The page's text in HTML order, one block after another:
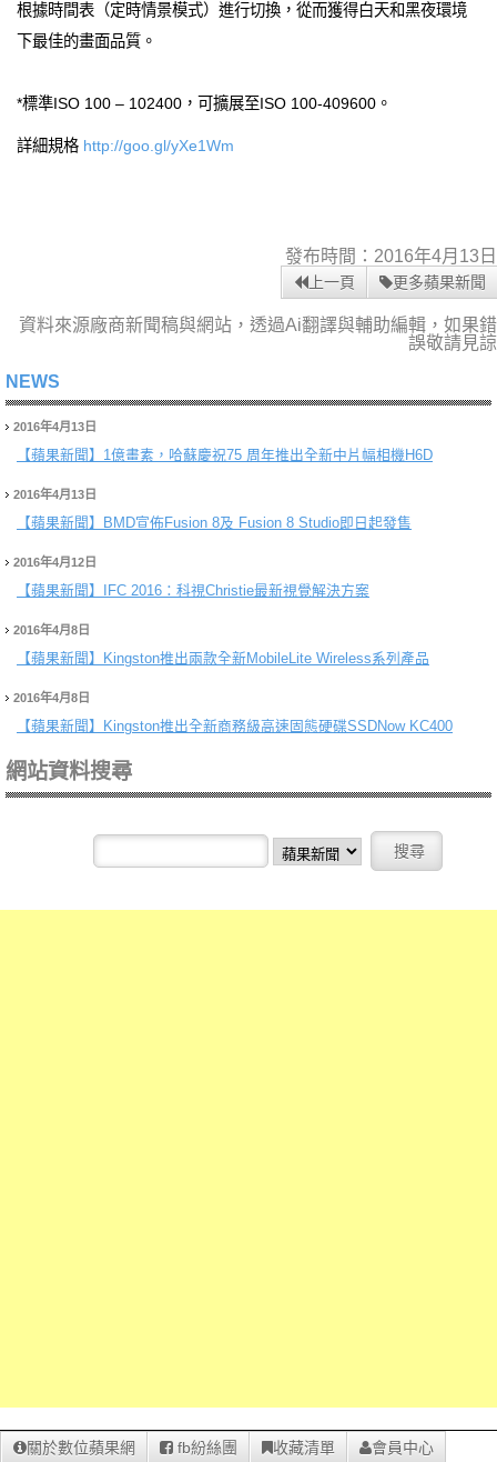
根據時間表（定時情景模式）進行切換，從而獲得白天和黑夜環境
下最佳的畫面品質。
*標準ISO 100 – 102400，可擴展至ISO 100-409600。
詳細規格 http://goo.gl/yXe1Wm
發布時間：2016年4月13日
上一頁 更多蘋果新聞
資料來源廠商新聞稿與網站，透過Ai翻譯與輔助編輯，如果錯
誤敬請見諒
NEWS
2016年4月13日
【蘋果新聞】 1億畫素，哈蘇慶祝75 周年推出全新中片幅相機H6D
2016年4月13日
【蘋果新聞】 BMD宣佈Fusion 8及 Fusion 8 Studio即日起發售
2016年4月12日
【蘋果新聞】 IFC 2016：科視Christie最新視覺解決方案
2016年4月8日
【蘋果新聞】 Kingston推出兩款全新MobileLite Wireless系列產品
2016年4月8日
【蘋果新聞】 Kingston推出全新商務級高速固態硬碟SSDNow KC400
網站資料搜尋
關於數位蘋果網 fb紛絲團 收藏清單 會員中心